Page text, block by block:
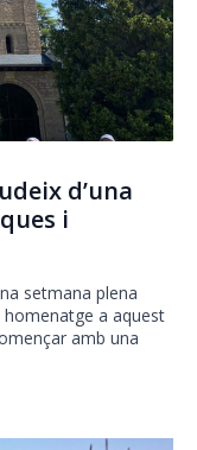
d’una
i
setmana plena
homenatge a aquest
amb una